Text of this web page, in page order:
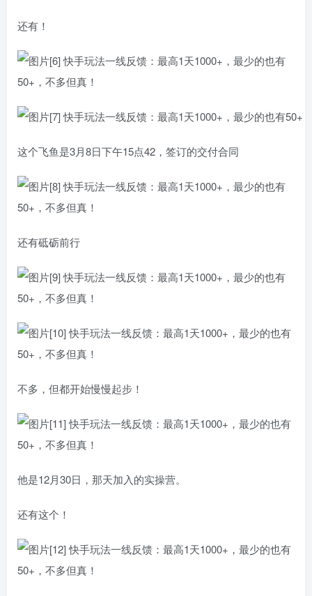
还有！
这个飞鱼是3月8日下午15点42，签订的交付合同
还有砥砺前行
不多，但都开始慢慢起步！
他是12月30日，那天加入的实操营。
还有这个！